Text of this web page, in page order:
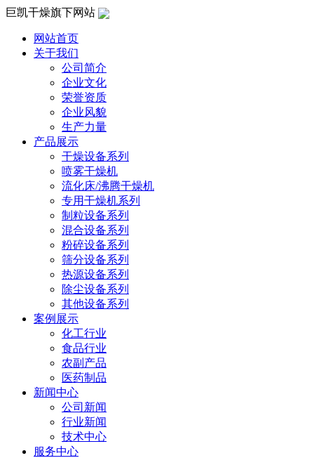
巨凯干燥旗下网站
网站首页
关于我们
公司简介
企业文化
荣誉资质
企业风貌
生产力量
产品展示
干燥设备系列
喷雾干燥机
流化床/沸腾干燥机
专用干燥机系列
制粒设备系列
混合设备系列
粉碎设备系列
筛分设备系列
热源设备系列
除尘设备系列
其他设备系列
案例展示
化工行业
食品行业
农副产品
医药制品
新闻中心
公司新闻
行业新闻
技术中心
服务中心